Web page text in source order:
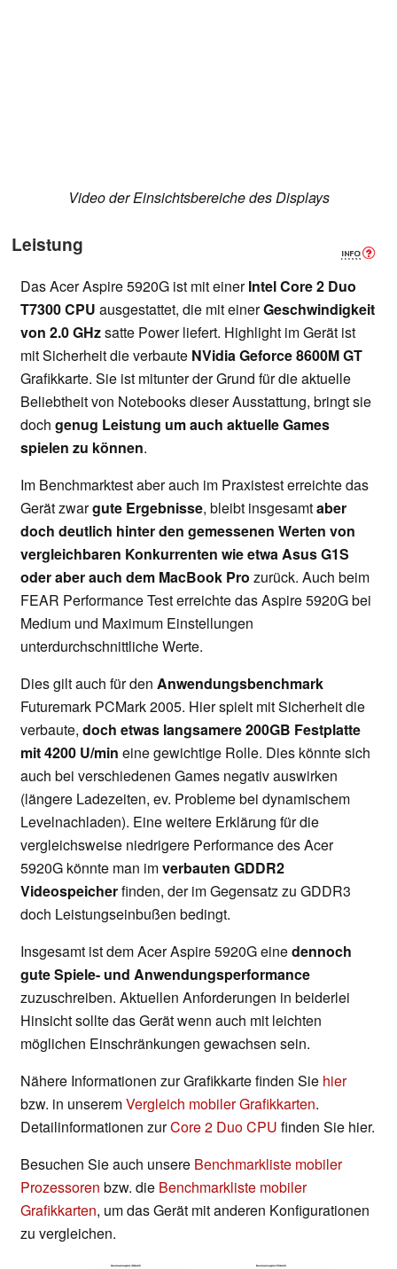
Video der Einsichtsbereiche des Displays
Leistung
Das Acer Aspire 5920G ist mit einerIntel Core 2 Duo
T7300 CPU ausgestattet, die mit einerGeschwindigkeit
von 2.0 GHzsatte Power liefert. Highlight im Gerät ist
mit Sicherheit die verbaute NVidia Geforce 8600M GT
Grafikkarte. Sie ist mitunter der Grund für die aktuelle
Beliebtheit von Notebooks dieser Ausstattung, bringt sie
doch genug Leistung um auch aktuelle Games
spielen zu können.
Im Benchmarktest aber auch im Praxistest erreichte das
Gerät zwargute Ergebnisse, bleibt insgesamtaber
doch deutlich hinter den gemessenen Werten von
vergleichbaren Konkurrenten wie etwa Asus G1S
oder aber auch dem MacBook Pro zurück. Auch beim
FEAR Performance Test erreichte das Aspire 5920G bei
Medium und Maximum Einstellungen
unterdurchschnittliche Werte.
Dies gilt auch für den Anwendungsbenchmark
Futuremark PCMark 2005. Hier spielt mit Sicherheit die
verbaute, doch etwas langsamere 200GB Festplatte
mit 4200 U/min eine gewichtige Rolle. Dies könnte sich
auch bei verschiedenen Games negativ auswirken
(längere Ladezeiten, ev. Probleme bei dynamischem
Levelnachladen). Eine weitere Erklärung für die
vergleichsweise niedrigere Performance des Acer
5920G könnte man imverbauten GDDR2
Videospeicherfinden, der im Gegensatz zu GDDR3
doch Leistungseinbußen bedingt.
Insgesamt ist dem Acer Aspire 5920G einedennoch
gute Spiele- und Anwendungsperformance
zuzuschreiben. Aktuellen Anforderungen in beiderlei
Hinsicht sollte das Gerät wenn auch mit leichten
möglichen Einschränkungen gewachsen sein.
Nähere Informationen zur Grafikkarte finden Sie hier
bzw. in unseremVergleich mobiler Grafikkarten.
Detailinformationen zurCore 2 Duo CPU finden Sie hier.
Besuchen Sie auch unsere Benchmarkliste mobiler
Prozessoren bzw. die Benchmarkliste mobiler
Grafikkarten, um das Gerät mit anderen Konfigurationen
zu vergleichen.